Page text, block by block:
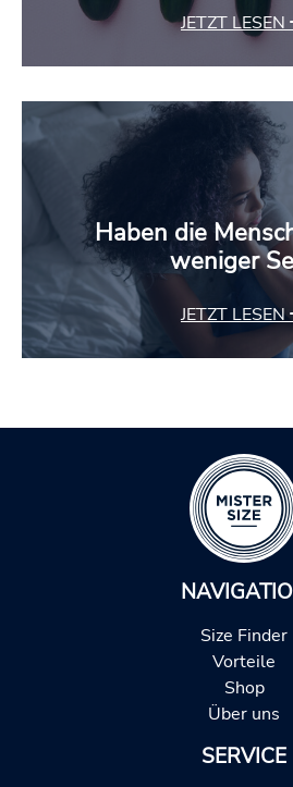
JETZT LESEN
Haben die
weniger
JETZT LESEN
Size Finder
Vorteile
Shop
Über uns
SERVICE